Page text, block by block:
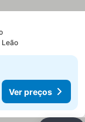
Leão
Ver preços